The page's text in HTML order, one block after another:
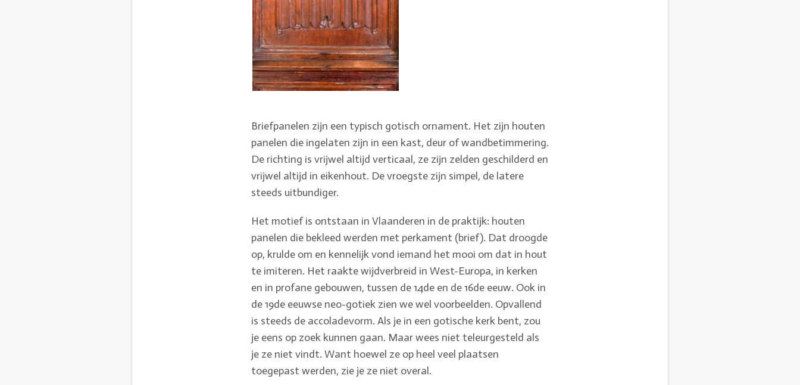
Briefpanelen zijn een typisch gotisch ornament. Het zijn houten
panelen die ingelaten zijn in een kast, deur of wandbetimmering.
De richting is vrijwel altijd verticaal, ze zijn zelden geschilderd en
vrijwel altijd in eikenhout. De vroegste zijn simpel, de latere
steeds uitbundiger.
Het motief is ontstaan in Vlaanderen in de praktijk: houten
panelen die bekleed werden met perkament (brief). Dat droogde
op, krulde om en kennelijk vond iemand het mooi om dat in hout
te imiteren. Het raakte wijdverbreid in West-Europa, in kerken
en in profane gebouwen, tussen de 14de en de 16de eeuw. Ook in
de 19de eeuwse neo-gotiek zien we wel voorbeelden. Opvallend
is steeds de accoladevorm. Als je in een gotische kerk bent, zou
je eens op zoek kunnen gaan. Maar wees niet teleurgesteld als
je ze niet vindt. Want hoewel ze op heel veel plaatsen
toegepast werden, zie je ze niet overal.